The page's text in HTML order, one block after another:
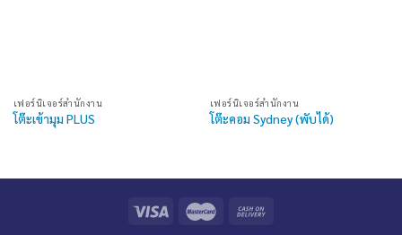
เฟอร์นิเจอร์สำนักงาน
โต๊ะเข้ามุม PLUS
เฟอร์นิเจอร์สำนักงาน
โต๊ะคอม Sydney (พับได้)